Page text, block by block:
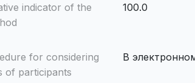
indicator of the
100.0
for considering
of participants
В